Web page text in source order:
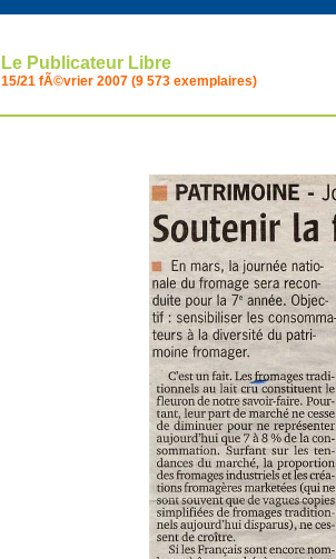
Le Publicateur Libre
15/21 fÃ©vrier 2007 (9 573 exemplaires)